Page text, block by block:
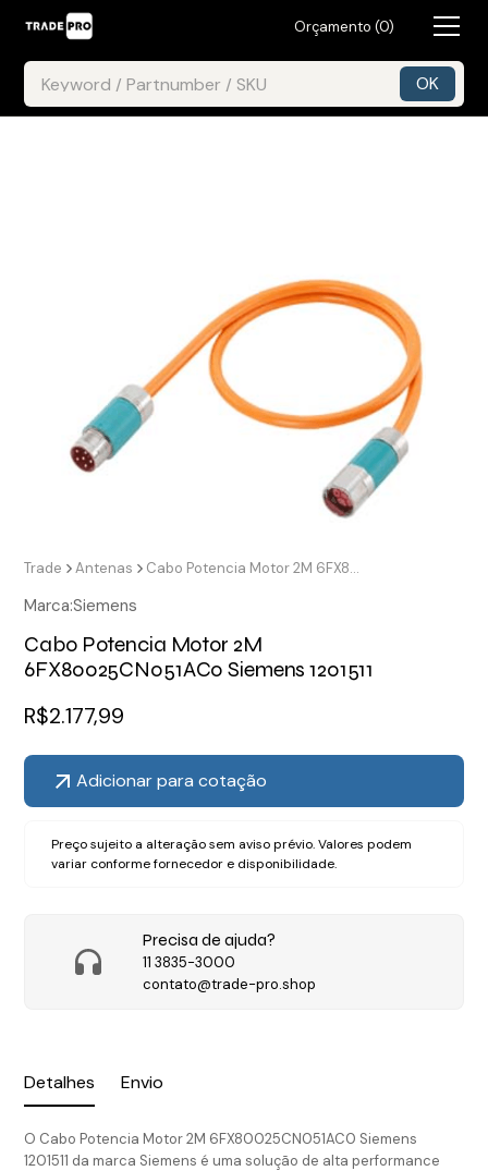
Orçamento (0)
Detalhes Envio
O Cabo Potencia Motor 2M 6FX80025CN051AC0 Siemens
1201511 da marca Siemens é uma solução de alta performance
Trade Antenas Cabo Potencia Motor 2M 6FX80025CN051AC0 Siemens 1201511
Marca:Siemens
Cabo Potencia Motor 2M
6FX80025CN051AC0 Siemens 1201511
R$2.177,99
Adicionar para cotação
Preço sujeito a alteração sem aviso prévio. Valores podem
variar conforme fornecedor e disponibilidade.
Precisa de ajuda?
11 3835-3000
contato@trade-pro.shop